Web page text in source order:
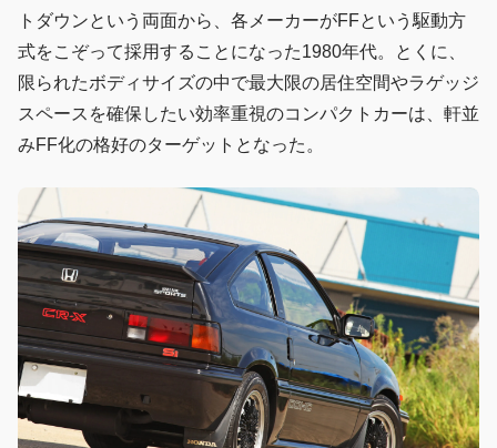
トダウンという両面から、各メーカーがFFという駆動方
式をこぞって採用することになった1980年代。とくに、
限られたボディサイズの中で最大限の居住空間やラゲッジ
スペースを確保したい効率重視のコンパクトカーは、軒並
みFF化の格好のターゲットとなった。